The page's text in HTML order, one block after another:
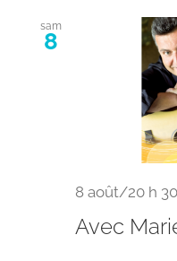
sam
8
8 août/20 h
Avec